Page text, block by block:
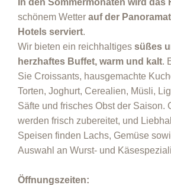
In den Sommermonaten wird das
schönem Wetter auf der
Hotels serviert.
Wir bieten ein reichhaltiges süßes
herzhaftes Buffet, warm und kalt.
Sie Croissants, hausgemachte
Torten, Joghurt, Cerealien, Müsli,
Säfte und frisches Obst der Saison.
werden frisch zubereitet, und
Speisen finden Lachs, Gemüse
Auswahl an Wurst- und
Öffnungszeiten: